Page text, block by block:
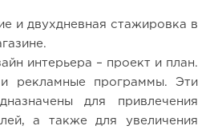
и двухдневная стажировка в
интерьера – проект и план.
и рекламные программы. Эти
для привлечения
а также для увеличения